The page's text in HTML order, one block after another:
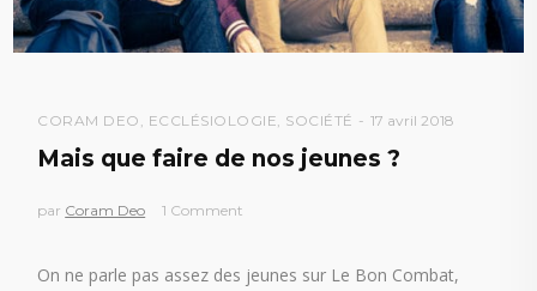
CORAM DEO , ECCLÉSIOLOGIE, SOCIÉTÉ 17 avril 2018
Mais que faire de nos jeunes ?
par Coram Deo 1 Comment
On ne parle pas assez des jeunes sur Le Bon Combat,